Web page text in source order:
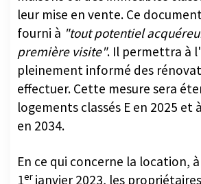
fourni à"tout potentiel
première visite". Il permettra à
pleinement informé des
effectuer. Cette mesure sera
logements classés E en 2025 et à
en 2034.
1
janvier 2023, les propriétaires
classés F et G ne pourront plus